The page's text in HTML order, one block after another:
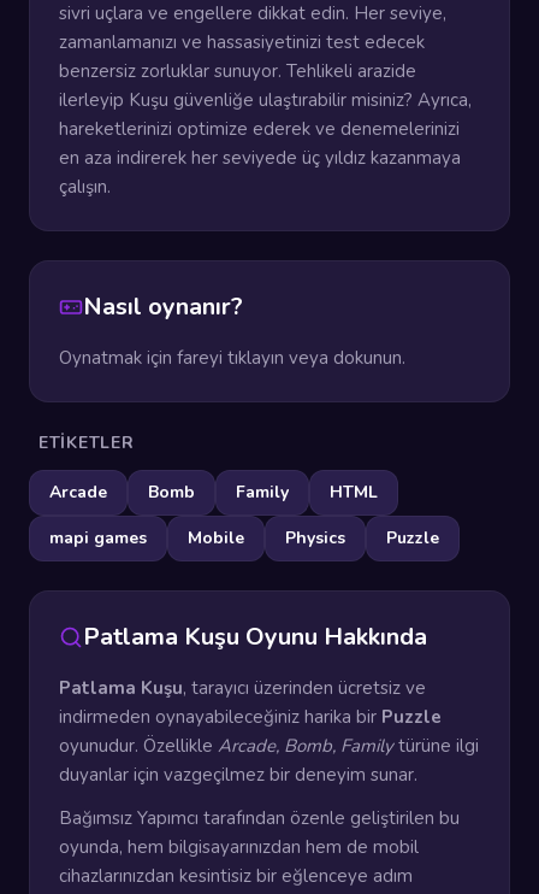
sivri uçlara ve engellere dikkat edin. Her seviye,
zamanlamanızı ve hassasiyetinizi test edecek
benzersiz zorluklar sunuyor. Tehlikeli arazide
ilerleyip Kuşu güvenliğe ulaştırabilir misiniz? Ayrıca,
hareketlerinizi optimize ederek ve denemelerinizi
en aza indirerek her seviyede üç yıldız kazanmaya
çalışın.
Nasıl oynanır?
Oynatmak için fareyi tıklayın veya dokunun.
ETIKETLER
Arcade Bomb Family
HTML
mapi games
Mobile Physics Puzzle
Patlama Kuşu Oyunu Hakkında
Patlama Kuşu, tarayıcı üzerinden ücretsiz ve
indirmeden oynayabileceğiniz harika bir Puzzle
oyunudur. Özellikle Arcade, Bomb, Familytürüne ilgi
duyanlar için vazgeçilmez bir deneyim sunar.
Bağımsız Yapımcı tarafından özenle geliştirilen bu
oyunda, hem bilgisayarınızdan hem de mobil
cihazlarınızdan kesintisiz bir eğlenceye adım